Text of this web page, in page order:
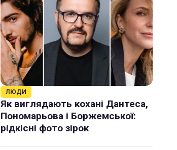
ЛЮДИ
Як виглядають кохані Дантеса,
Пономарьова і Боржемської:
рідкісні фото зірок